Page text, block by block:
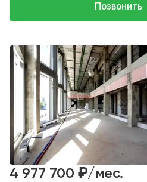
Позвонить
4 977 700 ₽/мес.